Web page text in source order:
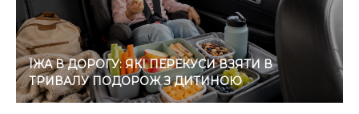
ЇЖА В ДОРОГУ: ЯКІ ПЕРЕКУСИ ВЗЯТИ В
ТРИВАЛУ ПОДОРОЖ З ДИТИНОЮ